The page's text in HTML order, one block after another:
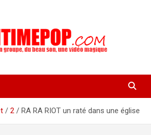
rock, indé sur Lyon. rock pop concert
2 RA RA RIOT un raté dans une église